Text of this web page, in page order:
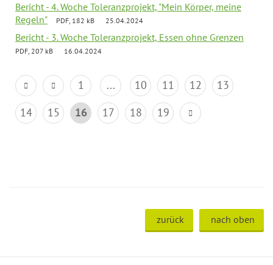
Bericht - 4. Woche Toleranzprojekt, "Mein Körper, meine
Regeln"
PDF, 182 kB 25.04.2024
Bericht - 3. Woche Toleranzprojekt, Essen ohne Grenzen
PDF, 207 kB 16.04.2024
1 ... 10 11 12
13
14
15 16 17 18 19
zurück nach oben